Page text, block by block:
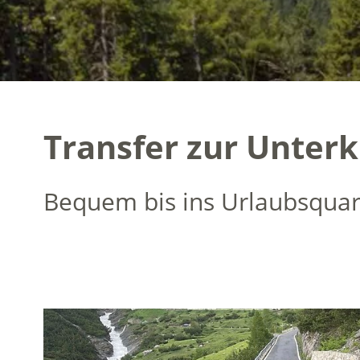
Transfer zur
Bequem bis ins
Ob für Einheimische oder Besucher– wir
Als erfahrenes Taxi- und Shuttle-Unternehmen
Mobilitätslösungen in der gesamten Region.